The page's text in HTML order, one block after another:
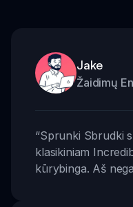
Jake
Žaidimų
“Sprunki Sbrudki
klasikiniam
kūrybinga. Aš